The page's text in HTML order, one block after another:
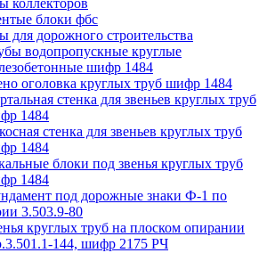
коллекторов
блоки фбс
для дорожного строительства
водопропускные круглые
шифр 1484
оголовка круглых труб шифр 1484
стенка для звеньев круглых труб
1484
стенка для звеньев круглых труб
1484
блоки под звенья круглых труб
1484
под дорожные знаки Ф-1 по
3.503.9-80
круглых труб на плоском опирании
144, шифр 2175 РЧ